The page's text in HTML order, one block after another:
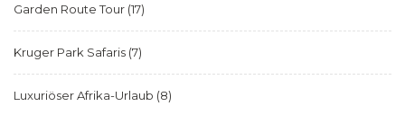
Garden Route Tour (17)
Kruger Park Safaris (7)
Luxuriöser Afrika-Urlaub (8)